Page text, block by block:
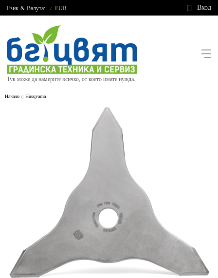
Език & Валута: / EUR Вход
Тук може да намерите всичко, от което имате нужда.
Начало Husqvarna